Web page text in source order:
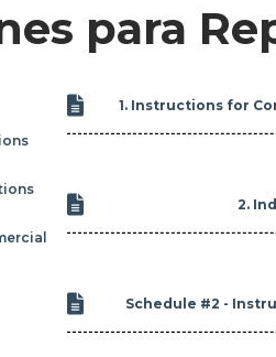
para
 1. Instructions for
 2.
 Schedule #2 -